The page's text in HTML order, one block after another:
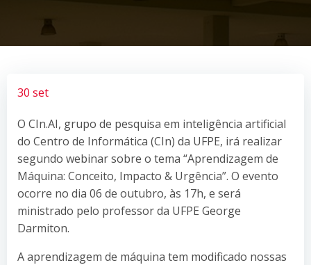
30 set
O CIn.AI, grupo de pesquisa em inteligência artificial
do Centro de Informática (CIn) da UFPE, irá realizar
segundo webinar sobre o tema “Aprendizagem de
Máquina: Conceito, Impacto & Urgência”. O evento
ocorre no dia 06 de outubro, às 17h, e será
ministrado pelo professor da UFPE George
Darmiton.
A aprendizagem de máquina tem modificado nossas